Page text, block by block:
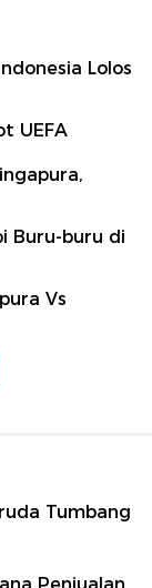
Lolos
UEFA
Buru-buru di
Vs
Tumbang